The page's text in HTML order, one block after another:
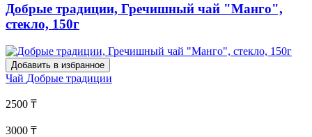
Добрые традиции, Гречишный чай "Манго",
стекло, 150г
Добавить в избранное
Чай Добрые традиции
2500 ₸
3000 ₸